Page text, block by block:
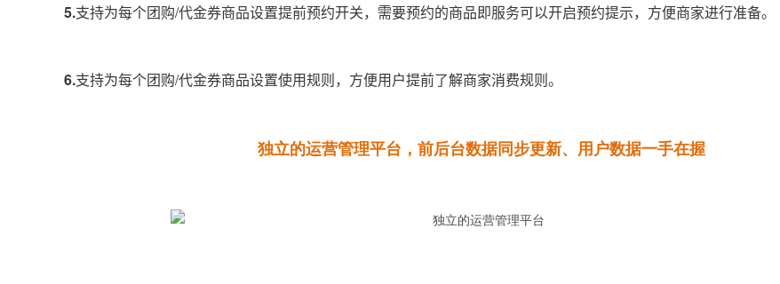
5.支持为每个团购/代金券商品设置提前预约开关，需要预约的商品即服务可以开启预约提示，方便商家进行准备。
6.支持为每个团购/代金券商品设置使用规则，方便用户提前了解商家消费规则。
独立的运营管理平台，前后台数据同步更新、用户数据一手在握